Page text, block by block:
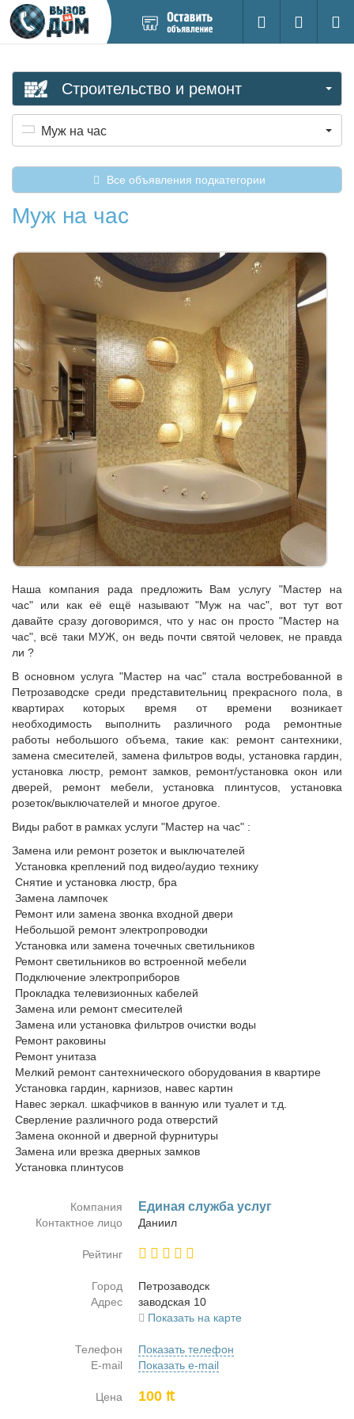
новое
Поиск
Вход на
Строительство и ремонт
Муж на час
Все объявления подкатегории
Муж на час
Наша компания рада предложить Вам услугу "Мастер на
час" или как её ещё называют "Муж на час", вот тут вот
давайте сразу договоримся, что у нас он просто "Мастер на
час", всё таки МУЖ, он ведь почти святой человек, не правда
ли ?
В основном услуга "Мастер на час" стала востребованной в
Петрозаводске среди представительниц прекрасного пола, в
квартирах которых время от времени возникает
необходимость выполнить различного рода ремонтные
работы небольшого объема, такие как: ремонт сантехники,
замена смесителей, замена фильтров воды, установка гардин,
установка люстр, ремонт замков, ремонт/установка окон или
дверей, ремонт мебели, установка плинтусов, установка
розеток/выключателей и многое другое.
Виды работ в рамках услуги "Мастер на час" :
Замена или ремонт розеток и выключателей
Установка креплений под видео/аудио технику
Снятие и установка люстр, бра
Замена лампочек
Ремонт или замена звонка входной двери
Небольшой ремонт электропроводки
Установка или замена точечных светильников
Ремонт светильников во встроенной мебели
Подключение электроприборов
Прокладка телевизионных кабелей
Замена или ремонт смесителей
Замена или установка фильтров очистки воды
Ремонт раковины
Ремонт унитаза
Мелкий ремонт сантехнического оборудования в квартире
Установка гардин, карнизов, навес картин
Навес зеркал. шкафчиков в ванную или туалет и т.д.
Сверление различного рода отверстий
Замена оконной и дверной фурнитуры
Замена или врезка дверных замков
Установка плинтусов
Компания Еди­ная служ­ба услуг
Контактное лицо Да­ни­ил
Рейтинг
Город
Пет­ро­за­водск
Адрес
за­вод­ская 10
Показать на карте
Телефон
Показать телефон
E-mail
Показать e-mail
Цена 100 ₶